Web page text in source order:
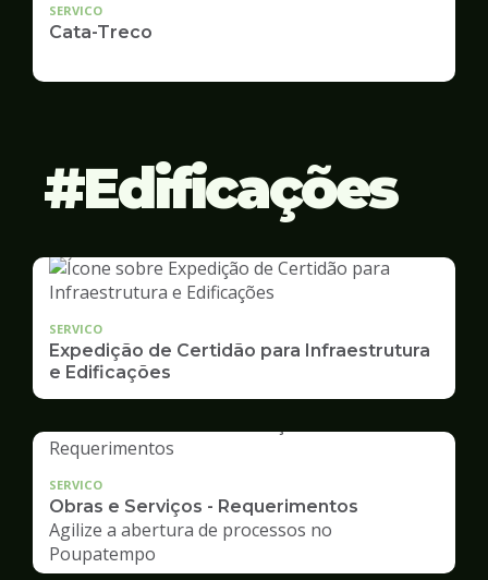
SERVICO
Cata-Treco
Edificações
SERVICO
Expedição de Certidão para Infraestrutura
e Edificações
SERVICO
Obras e Serviços - Requerimentos
Agilize a abertura de processos no
Poupatempo